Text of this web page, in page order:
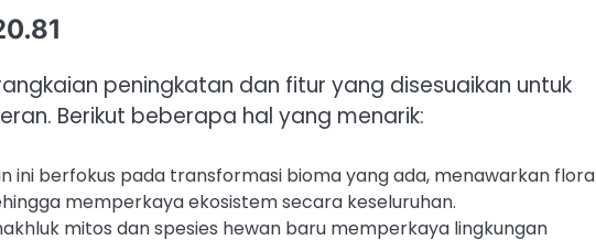
peningkatan dan fitur yang disesuaikan untuk
Berikut beberapa hal yang menarik:
ini berfokus pada transformasi bioma yang ada, menawarkan flora
memperkaya ekosistem secara keseluruhan.
mitos dan spesies hewan baru memperkaya lingkungan